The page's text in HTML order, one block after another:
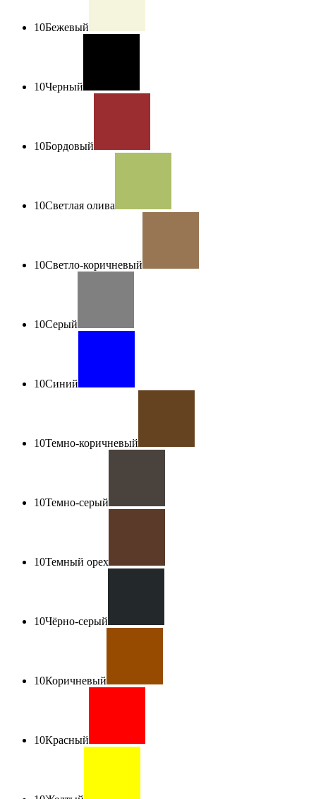
10Бежевый
10Черный
10Бордовый
10Светлая олива
10Светло-коричневый
10Серый
10Синий
10Темно-коричневый
10Темно-серый
10Темный орех
10Чёрно-серый
10Коричневый
10Красный